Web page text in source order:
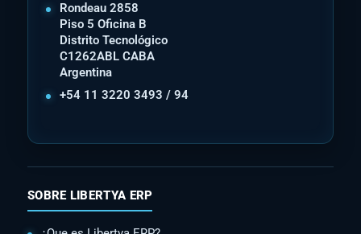
Rondeau 2858
Piso 5 Oficina B
Distrito Tecnológico
C1262ABL CABA
Argentina
+54 11 3220 3493 / 94
SOBRE LIBERTYA ERP